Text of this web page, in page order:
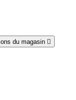
du magasin 